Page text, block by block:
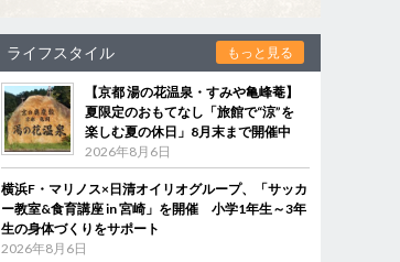
ライフスタイル もっと見る
【京都 湯の花温泉・すみや亀峰菴】
夏限定のおもてなし「旅館で“涼”を
楽しむ夏の休日」8月末まで開催中
2026年8月6日
横浜F・マリノス×日清オイリオグループ、「サッカ
ー教室&食育講座 in 宮崎」を開催 小学1年生～3年
生の身体づくりをサポート
2026年8月6日